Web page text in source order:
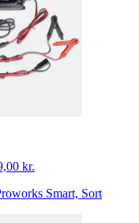
kr.
Smart, Sort